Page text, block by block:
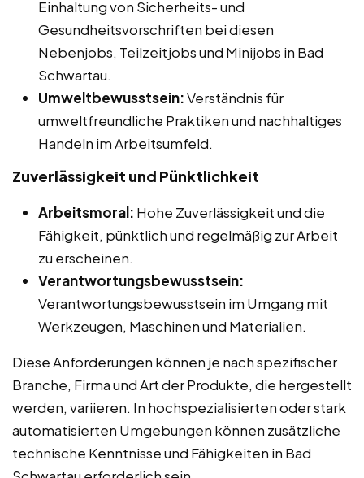
Einhaltung von Sicherheits- und
Gesundheitsvorschriften bei diesen
Nebenjobs, Teilzeitjobs und Minijobs in Bad
Schwartau.
Umweltbewusstsein:Verständnis für
umweltfreundliche Praktiken und nachhaltiges
Handeln im Arbeitsumfeld.
Zuverlässigkeit und Pünktlichkeit
Arbeitsmoral: Hohe Zuverlässigkeit und die
Fähigkeit, pünktlich und regelmäßig zur Arbeit
zu erscheinen.
Verantwortungsbewusstsein:
Verantwortungsbewusstsein im Umgang mit
Werkzeugen, Maschinen und Materialien.
Diese Anforderungen können je nach spezifischer
Branche, Firma und Art der Produkte, die hergestellt
werden, variieren. In hochspezialisierten oder stark
automatisierten Umgebungen können zusätzliche
technische Kenntnisse und Fähigkeiten in Bad